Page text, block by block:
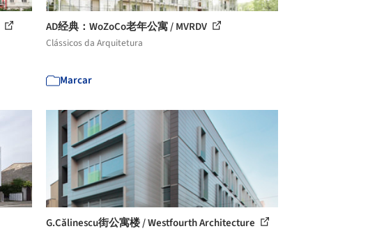
AD经典：WoZoCo老年公寓 / MVRDV
Clássicos da Arquitetura
Marcar
G.Călinescu街公寓楼 / Westfourth Architecture